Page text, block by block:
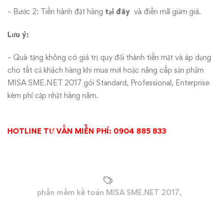
– Bước 2: Tiến hành đặt hàng tại đây và điền mã giảm giá.
Lưu ý:
– Quà tặng không có giá trị quy đổi thành tiền mặt và áp dụng
cho tất cả khách hàng khi mua mới hoặc nâng cấp sản phẩm
MISA SME.NET 2017 gói Standard, Professional, Enterprise
kèm phí cập nhật hàng năm.
HOTLINE TƯ VẤN MIỄN PHÍ: 0904 885 833
phần mềm kế toán MISA SME.NET 2017,